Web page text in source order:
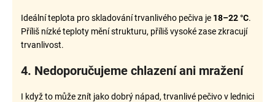
Ideální teplota pro skladování trvanlivého pečiva je 18–22 °C.
Příliš nízké teploty mění strukturu, příliš vysoké zase zkracují
trvanlivost.
4. Nedoporučujeme chlazení ani mražení
I když to může znít jako dobrý nápad, trvanlivé pečivo v lednici